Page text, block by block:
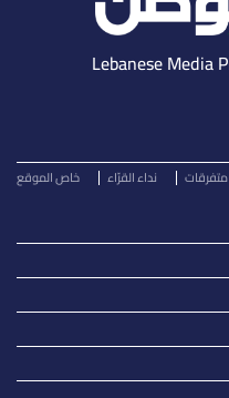
متفرقات نداء القرّاء خاص الموقع